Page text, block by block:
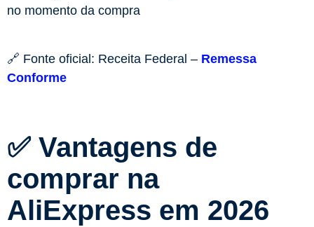
no momento da compra
🔗 Fonte oficial: Receita Federal – Remessa
Conforme
✅ Vantagens de
comprar na
AliExpress em 2026